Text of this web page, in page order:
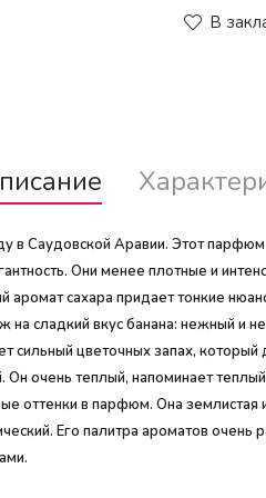
В
в Саудовской Аравии. Этот
Они менее плотные и
сахара придает тонкие
сладкий вкус банана: нежный и
цветочных запах,
очень теплый, напоминает
оттенки в парфюм. Она
Его палитра ароматов